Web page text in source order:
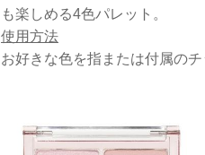
も楽しめる4色パレット。
使用方法
お好きな色を指または付属の